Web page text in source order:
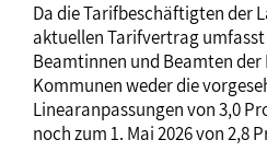
Da die Tarifbeschäftigten der
aktuellen Tarifvertrag
Beamtinnen und Beamten
Kommunen weder die
Linearanpassungen von 3,0
noch zum 1. Mai 2026 von 2,8